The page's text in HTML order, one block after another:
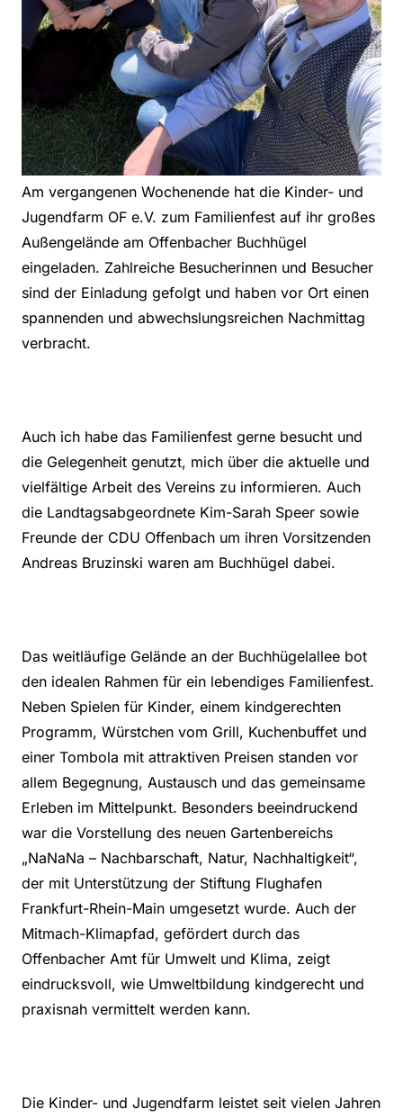
Am vergangenen Wochenende hat die Kinder- und
Jugendfarm OF e.V. zum Familienfest auf ihr großes
Außengelände am Offenbacher Buchhügel
eingeladen. Zahlreiche Besucherinnen und Besucher
sind der Einladung gefolgt und haben vor Ort einen
spannenden und abwechslungsreichen Nachmittag
verbracht.
Auch ich habe das Familienfest gerne besucht und
die Gelegenheit genutzt, mich über die aktuelle und
vielfältige Arbeit des Vereins zu informieren. Auch
die Landtagsabgeordnete Kim-Sarah Speer sowie
Freunde der CDU Offenbach um ihren Vorsitzenden
Andreas Bruzinski waren am Buchhügel dabei.
Das weitläufige Gelände an der Buchhügelallee bot
den idealen Rahmen für ein lebendiges Familienfest.
Neben Spielen für Kinder, einem kindgerechten
Programm, Würstchen vom Grill, Kuchenbuffet und
einer Tombola mit attraktiven Preisen standen vor
allem Begegnung, Austausch und das gemeinsame
Erleben im Mittelpunkt. Besonders beeindruckend
war die Vorstellung des neuen Gartenbereichs
„NaNaNa – Nachbarschaft, Natur, Nachhaltigkeit“,
der mit Unterstützung der Stiftung Flughafen
Frankfurt-Rhein-Main umgesetzt wurde. Auch der
Mitmach-Klimapfad, gefördert durch das
Offenbacher Amt für Umwelt und Klima, zeigt
eindrucksvoll, wie Umweltbildung kindgerecht und
praxisnah vermittelt werden kann.
Die Kinder- und Jugendfarm leistet seit vielen Jahren